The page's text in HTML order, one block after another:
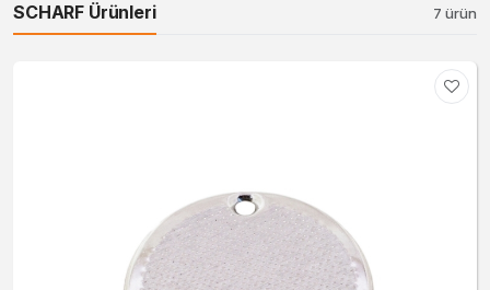
SCHARF Ürünleri 7 ürün